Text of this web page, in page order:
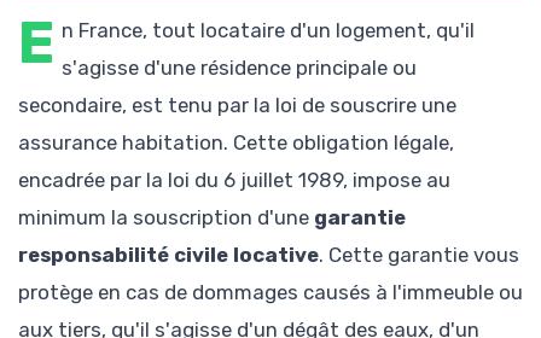
E n France, tout locataire d'un logement, qu'il
s'agisse d'une résidence principale ou
secondaire, est tenu par la loi de souscrire une
assurance habitation. Cette obligation légale,
encadrée par la loi du 6 juillet 1989, impose au
minimum la souscription d'une garantie
responsabilité civile locative. Cette garantie vous
protège en cas de dommages causés à l'immeuble ou
aux tiers, qu'il s'agisse d'un dégât des eaux, d'un